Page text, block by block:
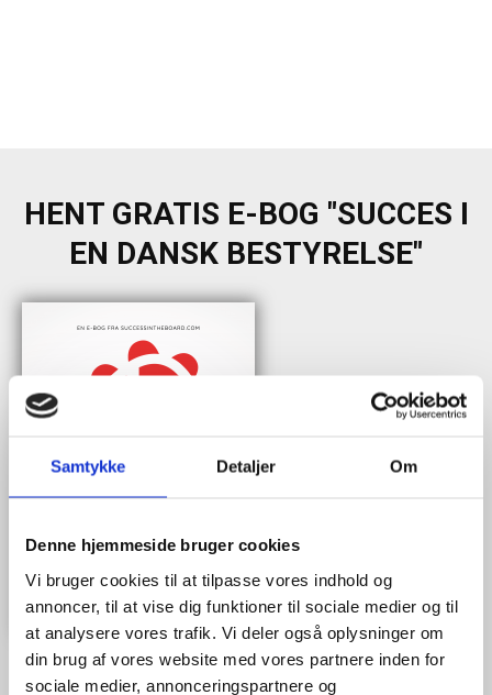
Samtykke Detaljer Om
Denne hjemmeside bruger cookies
Vi bruger cookies til at tilpasse vores indhold og
annoncer, til at vise dig funktioner til sociale medier og til
at analysere vores trafik. Vi deler også oplysninger om
din brug af vores website med vores partnere inden for
sociale medier, annonceringspartnere og
HENT GRATIS E-BOG "SUCCES I
EN DANSK BESTYRELSE"